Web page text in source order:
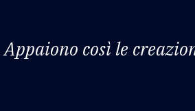
così le